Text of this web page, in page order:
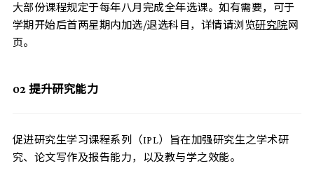
大部份课程规定于每年八月完成全年选课。如有需要，可于
学期开始后首两星期内加选/退选科目，详情请浏览研究院网
页。
02提升研究能力
促进研究生学习课程系列（IPL）旨在加强研究生之学术研
究、论文写作及报告能力，以及教与学之效能。